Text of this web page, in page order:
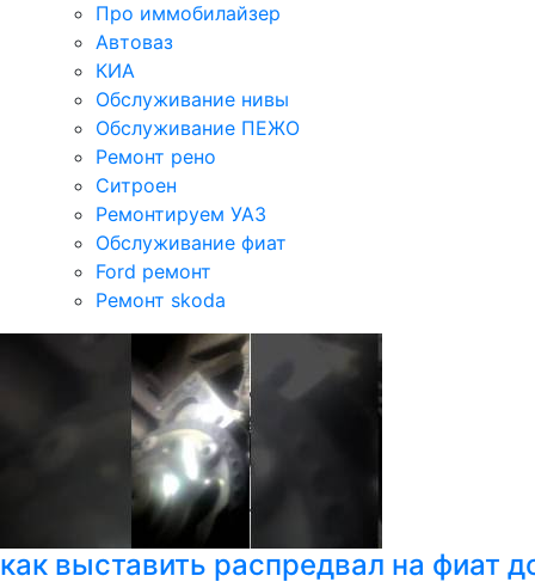
Про иммобилайзер
Автоваз
КИА
Обслуживание нивы
Обслуживание ПЕЖО
Ремонт рено
Ситроен
Ремонтируем УАЗ
Обслуживание фиат
Ford ремонт
Ремонт skoda
как выставить распредвал на фиат